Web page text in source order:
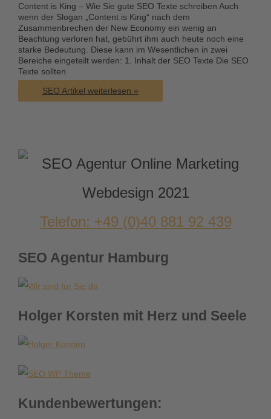
Content is King – Wie Sie gute SEO Texte schreiben Auch
wenn der Slogan „Content is King“ nach dem
Zusammenbrechen der New Economy ein wenig an
Beachtung verloren hat, gebührt ihm auch heute noch eine
starke Bedeutung. Diese kann im Wesentlichen in zwei
Bereiche eingeteilt werden: 1. Inhalt der SEO Texte Die SEO
Texte sollten
Content
is
SEO Artikel weiterlesen »
Telefon: +49 (0)40 881 92 439
SEO Agentur Hamburg
Holger Korsten mit Herz und Seele
Kundenbewertungen: